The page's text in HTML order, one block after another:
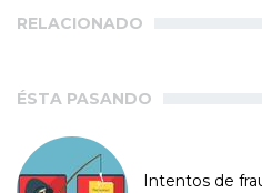
RELACIONADO
ÉSTA PASANDO
Intentos de